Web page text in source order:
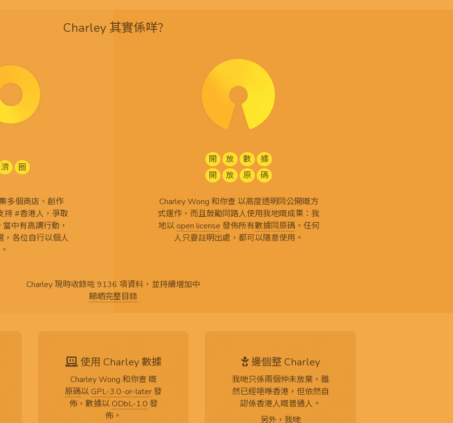
Charley 其實係咩?
濟 圈
多個商店、創作
持 #香港人，爭取
中有高調行動，
，各位自行以個人
開 放 數
據
開
放 原 碼
Charley Wong 和你查 以高度透明同公開嘅方
式運作，而且鼓勵同路人使用我地嘅成果：我
地以open license 發佈所有數據同原碼。任何
人只要註明出處，都可以隨意使用。
Charley 現時收錄咗 9136 項資料，並持續增加中
睇晒完整目錄
使用 Charley 數據
Charley Wong 和你查 嘅
原碼以GPL-3.0-or-later發
佈，數據以ODbL-1.0發
佈。
邊個整 Charley
我哋只係兩個仲未放棄，雖
然已經唔喺香港，但依然自
認係香港人嘅普通人。
另外，我哋